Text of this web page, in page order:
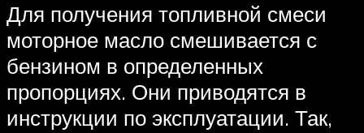
Для получения топливной смеси
моторное масло смешивается с
бензином в определенных
пропорциях. Они приводятся в
инструкции по эксплуатации. Так,